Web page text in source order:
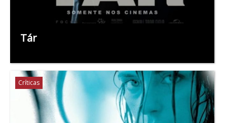
Tár
Críticas